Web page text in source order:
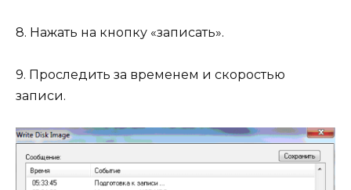
8. Нажать на кнопку «записать».
9. Проследить за временем и скоростью
записи.